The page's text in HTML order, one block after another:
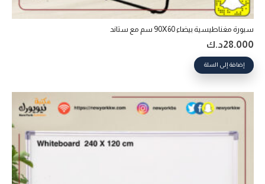
سبورة مغناطيسية بيضاء 90X60 سم مع ستاند
28.000د.ك
إضافة إلى السلة